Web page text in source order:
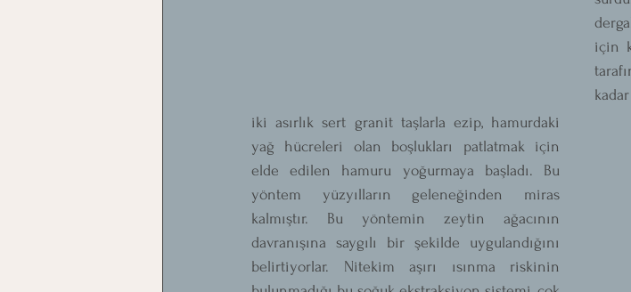
için
iki asırlık sert granit taşlarla ezip, hamurdaki
yağ hücreleri olan boşlukları patlatmak için
elde edilen hamuru yoğurmaya başladı. Bu
yöntem yüzyılların geleneğinden miras
kalmıştır. Bu yöntemin zeytin ağacının
davranışına saygılı bir şekilde uygulandığını
belirtiyorlar. Nitekim aşırı ısınma riskinin